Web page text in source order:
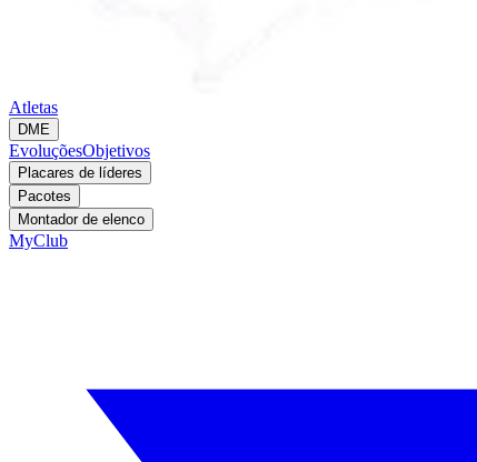
Atletas
DME
EvoluçõesObjetivos
Placares de líderes
Pacotes
Montador de elenco
MyClub